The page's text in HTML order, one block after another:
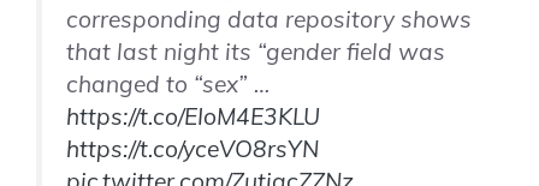
corresponding data repository shows
that last night its “gender field was
changed to “sex” …
https://t.co/EIoM4E3KLU
https://t.co/yceVO8rsYN